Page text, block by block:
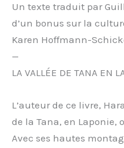
Un texte traduit par
d’un bonus sur la
Karen Hoffmann-
—
LA VALLÉE DE TANA EN
L’auteur de ce livre,
de la Tana, en Laponie,
Avec ses hautes